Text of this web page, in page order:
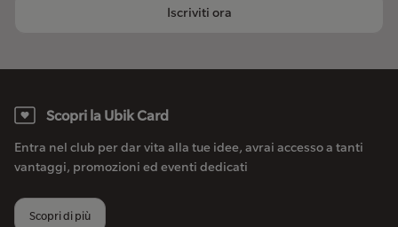
Iscriviti ora
Scopri la Ubik Card
Entra nel club per dar vita alla tue idee, avrai accesso a tanti
vantaggi, promozioni ed eventi dedicati
Scopri di più